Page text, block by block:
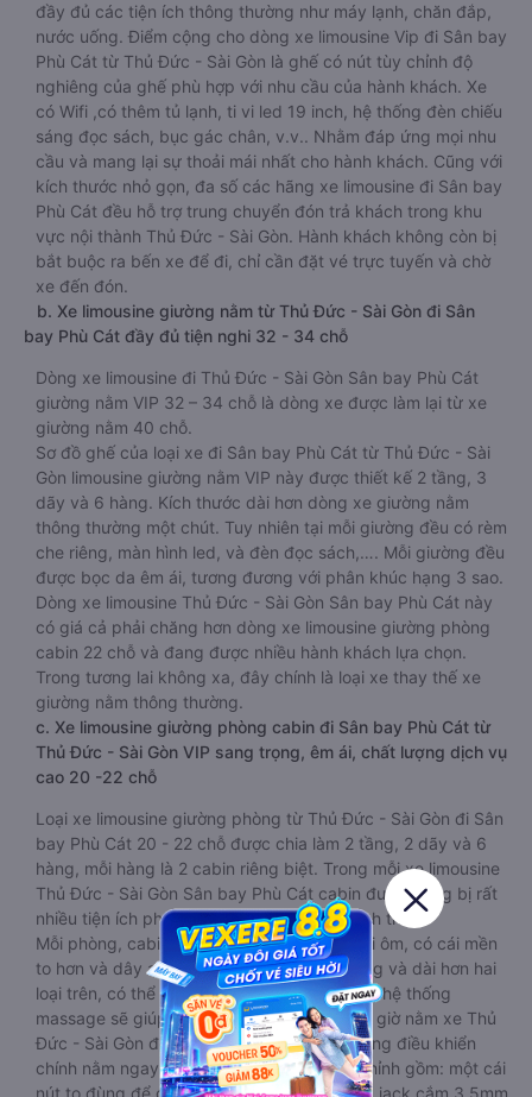
đầy đủ các tiện ích thông thường như máy lạnh, chăn đắp,
nước uống. Điểm cộng cho dòng xe limousine Vip đi Sân bay
Phù Cát từ Thủ Đức - Sài Gòn là ghế có nút tùy chỉnh độ
nghiêng của ghế phù hợp với nhu cầu của hành khách. Xe
có Wifi ,có thêm tủ lạnh, ti vi led 19 inch, hệ thống đèn chiếu
sáng đọc sách, bục gác chân, v.v.. Nhằm đáp ứng mọi nhu
cầu và mang lại sự thoải mái nhất cho hành khách. Cũng với
kích thước nhỏ gọn, đa số các hãng xe limousine đi Sân bay
Phù Cát đều hỗ trợ trung chuyển đón trả khách trong khu
vực nội thành Thủ Đức - Sài Gòn. Hành khách không còn bị
bắt buộc ra bến xe để đi, chỉ cần đặt vé trực tuyến và chờ
xe đến đón.
b. Xe limousine giường nằm từ Thủ Đức - Sài Gòn đi Sân
bay Phù Cát đầy đủ tiện nghi 32 - 34 chỗ
Dòng xe limousine đi Thủ Đức - Sài Gòn Sân bay Phù Cát
giường nằm VIP 32 – 34 chỗ là dòng xe được làm lại từ xe
giường nằm 40 chỗ.
Sơ đồ ghế của loại xe đi Sân bay Phù Cát từ Thủ Đức - Sài
Gòn limousine giường nằm VIP này được thiết kế 2 tầng, 3
dãy và 6 hàng. Kích thước dài hơn dòng xe giường nằm
thông thường một chút. Tuy nhiên tại mỗi giường đều có rèm
che riêng, màn hình led, và đèn đọc sách,…. Mỗi giường đều
được bọc da êm ái, tương đương với phân khúc hạng 3 sao.
Dòng xe limousine Thủ Đức - Sài Gòn Sân bay Phù Cát này
có giá cả phải chăng hơn dòng xe limousine giường phòng
cabin 22 chỗ và đang được nhiều hành khách lựa chọn.
Trong tương lai không xa, đây chính là loại xe thay thế xe
giường nằm thông thường.
c. Xe limousine giường phòng cabin đi Sân bay Phù Cát từ
Thủ Đức - Sài Gòn VIP sang trọng, êm ái, chất lượng dịch vụ
cao 20 -22 chỗ
Loại xe limousine giường phòng từ Thủ Đức - Sài Gòn đi Sân
bay Phù Cát 20 - 22 chỗ được chia làm 2 tầng, 2 dãy và 6
hàng, mỗi hàng là 2 cabin riêng biệt. Trong mỗi xe limousine
Thủ Đức - Sài Gòn Sân bay Phù Cát cabin được trang bị rất
nhiều tiện ích phục vụ hành khách suốt hành trình.
Mỗi phòng, cabin đều có gối nằm rời, có gối ôm, có cái mền
to hơn và dây an toàn seat belt. Giường rộng và dài hơn hai
loại trên, có thể lăn lộn thoải mái. Đặc biệt là hệ thống
massage sẽ giúp bạn thư giãn trong những giờ nằm xe Thủ
Đức - Sài Gòn đến Sân bay Phù Cát dài. Bảng điều khiển
chính nằm ngay cạnh đầu để tiện tay tuỳ chỉnh gồm: một cái
nút to đùng để gọi tiếp viên, 2 cổng USB , 1 jack cắm 3.5mm